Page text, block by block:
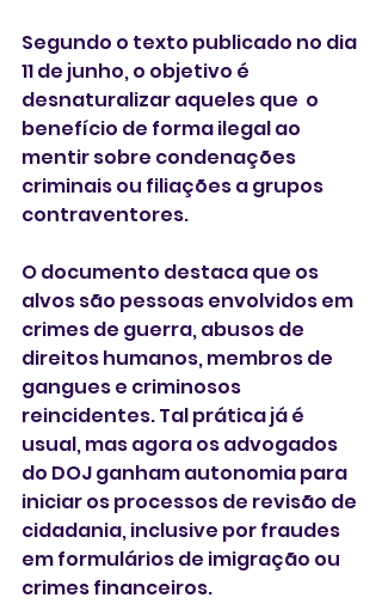
Segundo o texto publicado no dia
11 de junho, o objetivo é
desnaturalizar aqueles que  o
benefício de forma ilegal ao
mentir sobre condenações
criminais ou filiações a grupos
contraventores.
O documento destaca que os
alvos são pessoas envolvidos em
crimes de guerra, abusos de
direitos humanos, membros de
gangues e criminosos
reincidentes. Tal prática já é
usual, mas agora os advogados
do DOJ ganham autonomia para
iniciar os processos de revisão de
cidadania, inclusive por fraudes
em formulários de imigração ou
crimes financeiros.